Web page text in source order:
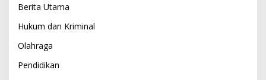
Berita Utama
Hukum dan Kriminal
Olahraga
Pendidikan